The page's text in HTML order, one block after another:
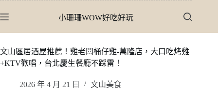
至
內
容
小珊珊WOW好吃好玩
文山區居酒屋推薦！雞老闆桶仔雞-萬隆店，大口吃烤雞
+KTV歡唱，台北慶生餐廳不踩雷！
2026 年 4 月 21 日 文山美食